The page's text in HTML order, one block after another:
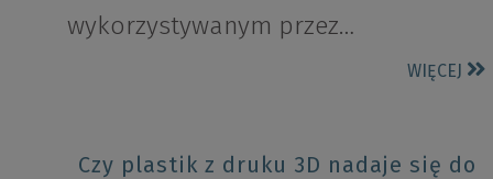
wykorzystywanym przez…
WIĘCEJ
Czy plastik z druku 3D nadaje się do